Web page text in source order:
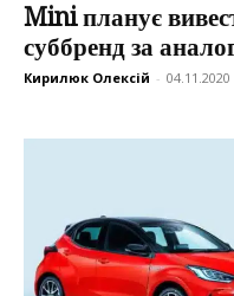
Mini планує
суббренд за
Кирилюк Олексій - 04.11.2020